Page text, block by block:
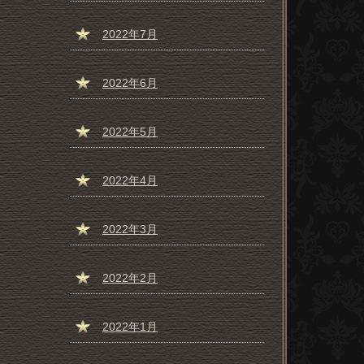
2022年7月
2022年6月
2022年5月
2022年4月
2022年3月
2022年2月
2022年1月